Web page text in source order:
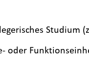
Studium
oder